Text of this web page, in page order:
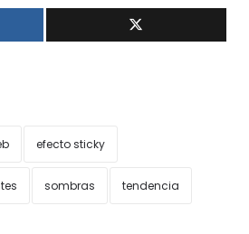
efecto sticky
sombras tendencia